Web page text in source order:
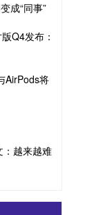
成“同事”
Q4发布：
AirPods将
：越来越难